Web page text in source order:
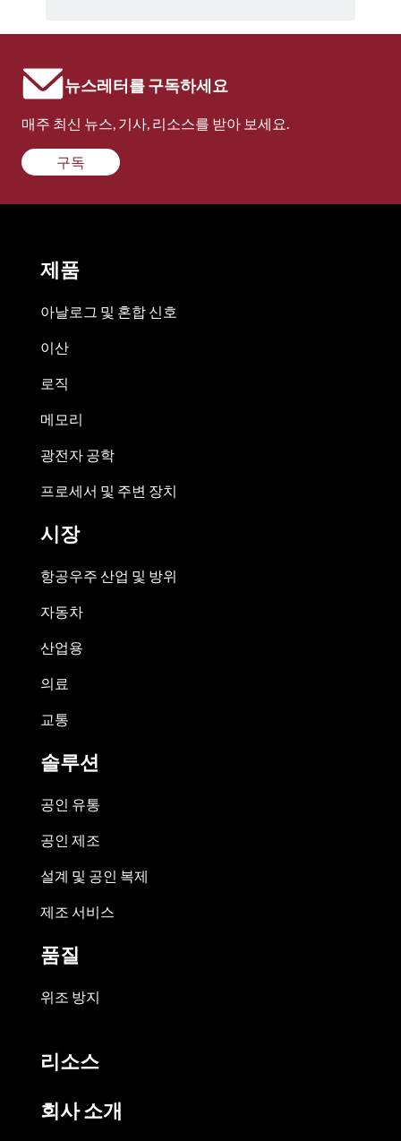
뉴스레터를 구독하세요
매주 최신 뉴스, 기사, 리소스를 받아 보세요.
구독
제품
아날로그 및 혼합 신호
이산
로직
메모리
광전자 공학
프로세서 및 주변 장치
시장
항공우주 산업 및 방위
자동차
산업용
의료
교통
솔루션
공인 유통
공인 제조
설계 및 공인 복제
제조 서비스
품질
위조 방지
리소스
회사 소개